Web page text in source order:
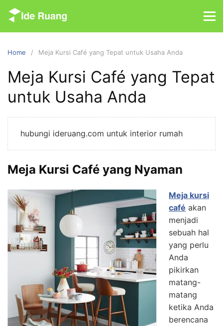
i
Home Meja Kursi Café yang Tepat untuk Usaha Anda
Meja Kursi Café yang Tepat
untuk Usaha Anda
hubungi ideruang.com untuk interior rumah
Meja Kursi Café yang Nyaman
Meja kursi
café akan
menjadi
sebuah hal
yang perlu
Anda
pikirkan
matang-
matang
ketika Anda
berencana